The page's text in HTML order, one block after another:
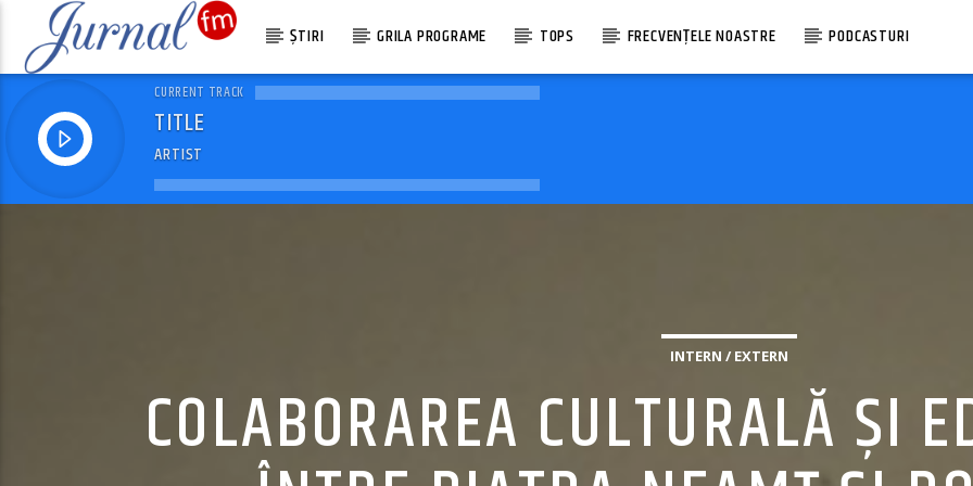
ȘTIRI GRILA PROGRAME TOPS FRECVENȚELE NOASTRE PODCASTURI
CURRENT TRACK
TITLE
ARTIST
INTERN / EXTERN
COLABORAREA CULTURALĂ ȘI